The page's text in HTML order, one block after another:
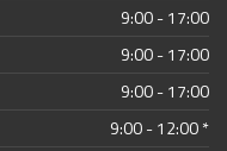
9:00 - 17:00
9:00 - 17:00
9:00 - 17:00
9:00 - 12:00 *